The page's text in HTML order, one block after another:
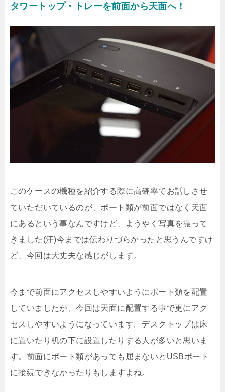
タワートップ・トレーを前面から天面へ！
このケースの機種を紹介する際に高確率でお話しさせ
ていただいているのが、ポート類が前面ではなく天面
にあるという事なんですけど、ようやく写真を撮って
きました(汗)今までは伝わりづらかったと思うんですけ
ど、今回は大丈夫な感じがします。
今まで前面にアクセスしやすいようにポート類を配置
していましたが、今回は天面に配置する事で更にアク
セスしやすいようになっています。デスクトップは床
に置いたり机の下に設置したりする人が多いと思いま
す。前面にポート類があっても屈まないとUSBポート
に接続できなかったりもしますよね。